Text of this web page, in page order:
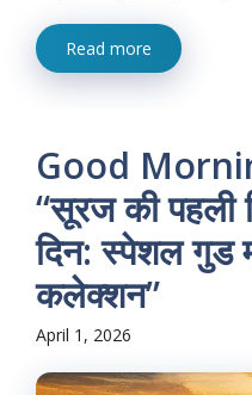
Read more
Good
“सूरज की
दिन: स्पेशल गुड
कलेक्शन”
April 1, 2026